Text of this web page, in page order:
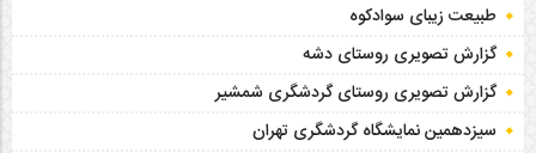
طبیعت زیبای سوادکوه
گزارش تصویری روستای دشه
گزارش تصویری روستای گردشگری شمشیر
سیزدهمین نمایشگاه گردشگری تهران